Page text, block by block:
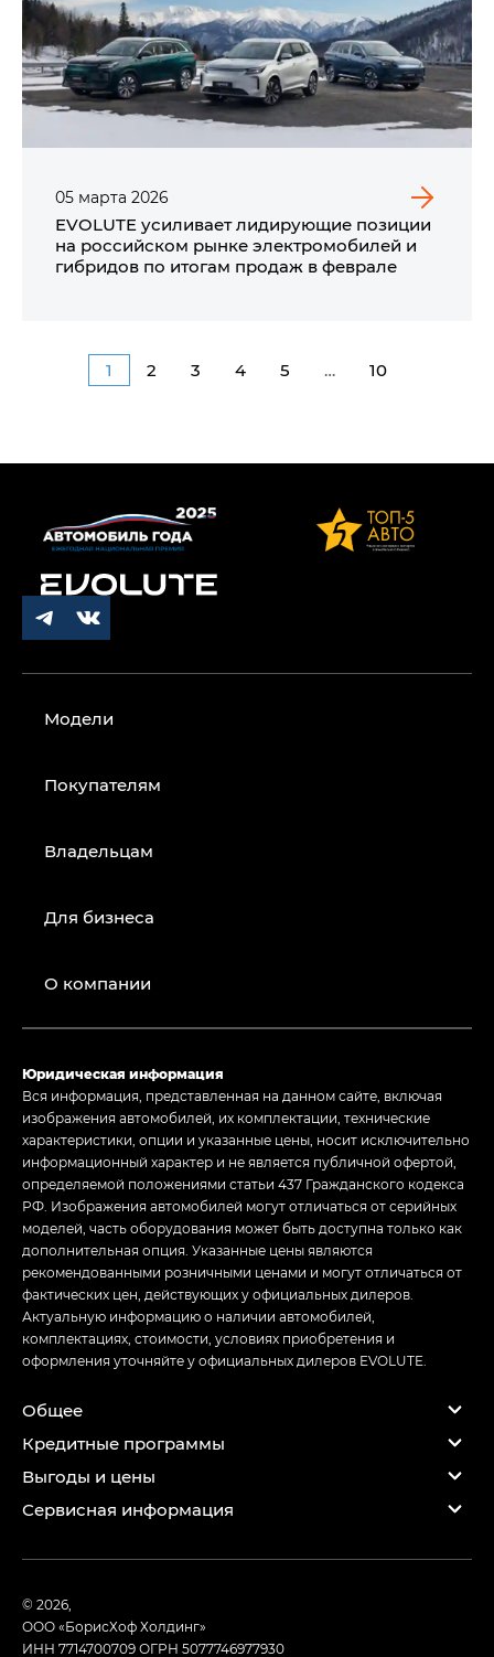
05 марта 2026
EVOLUTE усиливает лидирующие позиции
на российском рынке электромобилей и
гибридов по итогам продаж в феврале
1 2 3 4 5 … 10
Модели
Покупателям
Владельцам
Для бизнеса
О компании
Юридическая информация
Вся информация, представленная на данном сайте, включая
изображения автомобилей, их комплектации, технические
характеристики, опции и указанные цены, носит исключительно
информационный характер и не является публичной офертой,
определяемой положениями статьи 437 Гражданского кодекса
РФ. Изображения автомобилей могут отличаться от серийных
моделей, часть оборудования может быть доступна только как
дополнительная опция. Указанные цены являются
рекомендованными розничными ценами и могут отличаться от
фактических цен, действующих у официальных дилеров.
Актуальную информацию о наличии автомобилей,
комплектациях, стоимости, условиях приобретения и
оформления уточняйте у официальных дилеров EVOLUTE.
Общее
Кредитные программы
Выгоды и цены
Сервисная информация
© 2026,
ООО «БорисХоф Холдинг»
ИНН 7714700709ОГРН 5077746977930